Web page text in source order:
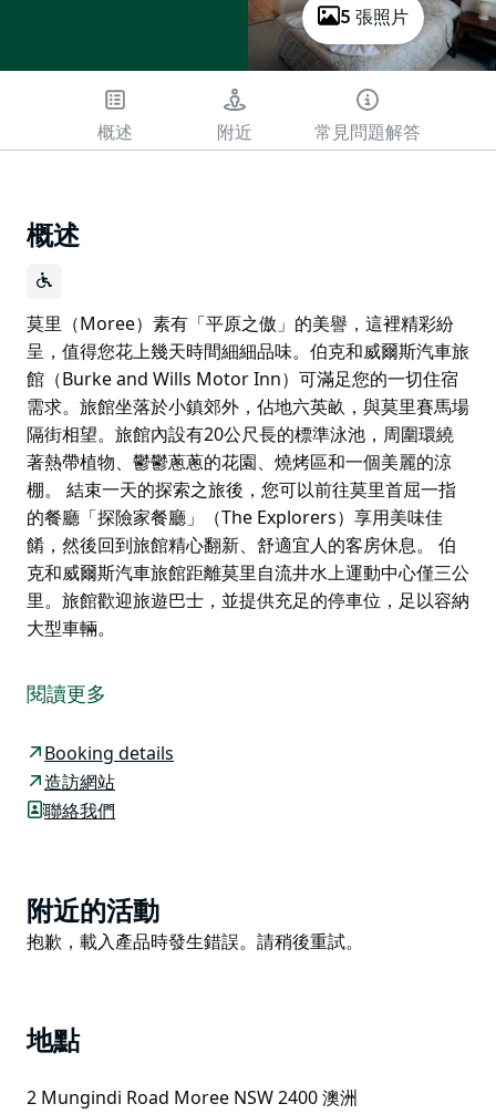
5 張照片
概述 附近 常見問題解答
概述
莫里（Moree）素有「平原之傲」的美譽，這裡精彩紛
呈，值得您花上幾天時間細細品味。伯克和威爾斯汽車旅
館（Burke and Wills Motor Inn）可滿足您的一切住宿
需求。旅館坐落於小鎮郊外，佔地六英畝，與莫里賽馬場
隔街相望。旅館內設有20公尺長的標準泳池，周圍環繞
著熱帶植物、鬱鬱蔥蔥的花園、燒烤區和一個美麗的涼
棚。 結束一天的探索之旅後，您可以前往莫里首屈一指
的餐廳「探險家餐廳」（The Explorers）享用美味佳
餚，然後回到旅館精心翻新、舒適宜人的客房休息。 伯
克和威爾斯汽車旅館距離莫里自流井水上運動中心僅三公
里。旅館歡迎旅遊巴士，並提供充足的停車位，足以容納
大型車輛。
呈，值得您花上幾天時間細細品味。伯克和威爾斯汽車旅
館（Burke and Wills Motor Inn）可滿足您的一切住宿
隔街相望。旅館內設有20公尺長的標準泳池，周圍環繞
著熱帶植物、鬱鬱蔥蔥的花園、燒烤區和一個美麗的涼
棚。
回到旅館精心翻新、舒適宜人的客房休息。
伯克和威爾斯汽車旅館距離莫里自流井水上運動中心僅三
閱讀更多
Booking details
造訪網站
聯絡我們
Product
List
附近的活動
Product
抱歉，載入產品時發生錯誤。請稍後重試。
地點
2 Mungindi Road Moree NSW 2400 澳洲